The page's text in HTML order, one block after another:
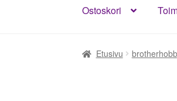
Ostoskori
EtusivuKauppa
Etusivu